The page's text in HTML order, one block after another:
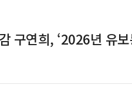
구연희, ‘2026년 유